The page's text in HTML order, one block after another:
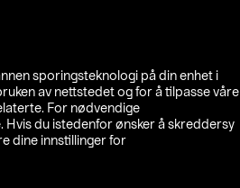
sporingsteknologi på din enhet i
av nettstedet og for å tilpasse våre
For nødvendige
Hvis du istedenfor ønsker å skreddersy
dine innstillinger for